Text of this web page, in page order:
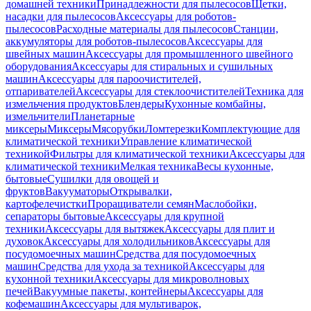
домашней техникиПринадлежности для пылесосовЩетки,
насадки для пылесосовАксессуары для роботов-
пылесосовРасходные материалы для пылесосовСтанции,
аккумуляторы для роботов-пылесосовАксессуары для
швейных машинАксессуары для промышленного швейного
оборудованияАксессуары для стиральных и сушильных
машинАксессуары для пароочистителей,
отпаривателейАксессуары для стеклоочистителейТехника для
измельчения продуктовБлендерыКухонные комбайны,
измельчителиПланетарные
миксерыМиксерыМясорубкиЛомтерезкиКомплектующие для
климатической техникиУправление климатической
техникойФильтры для климатической техникиАксессуары для
климатической техникиМелкая техникаВесы кухонные,
бытовыеСушилки для овощей и
фруктовВакууматорыОткрывалки,
картофелечисткиПроращиватели семянМаслобойки,
сепараторы бытовыеАксессуары для крупной
техникиАксессуары для вытяжекАксессуары для плит и
духовокАксессуары для холодильниковАксессуары для
посудомоечных машинСредства для посудомоечных
машинСредства для ухода за техникойАксессуары для
кухонной техникиАксессуары для микроволновых
печейВакуумные пакеты, контейнерыАксессуары для
кофемашинАксессуары для мультиварок,